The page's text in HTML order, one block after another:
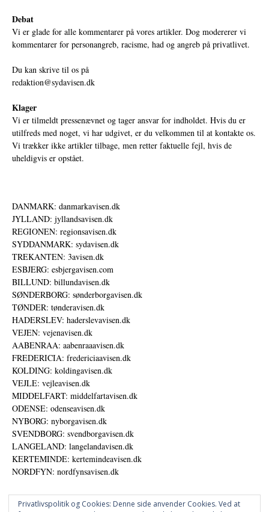
Debat
Vi er glade for alle kommentarer på vores artikler. Dog modererer vi
kommentarer for personangreb, racisme, had og angreb på privatlivet.
Du kan skrive til os på
redaktion@sydavisen.dk
Klager
Vi er tilmeldt pressenævnet og tager ansvar for indholdet. Hvis du er
utilfreds med noget, vi har udgivet, er du velkommen til at kontakte os.
Vi trækker ikke artikler tilbage, men retter faktuelle fejl, hvis de
uheldigvis er opstået.
DANMARK: danmarkavisen.dk
JYLLAND: jyllandsavisen.dk
REGIONEN: regionsavisen.dk
SYDDANMARK: sydavisen.dk
TREKANTEN: 3avisen.dk
ESBJERG: esbjergavisen.com
BILLUND: billundavisen.dk
SØNDERBORG: sønderborgavisen.dk
TØNDER: tønderavisen.dk
HADERSLEV: haderslevavisen.dk
VEJEN: vejenavisen.dk
AABENRAA: aabenraaavisen.dk
FREDERICIA: fredericiaavisen.dk
KOLDING: koldingavisen.dk
VEJLE: vejleavisen.dk
MIDDELFART: middelfartavisen.dk
ODENSE: odenseavisen.dk
NYBORG: nyborgavisen.dk
SVENDBORG: svendborgavisen.dk
LANGELAND: langelandavisen.dk
KERTEMINDE: kertemindeavisen.dk
NORDFYN: nordfynsavisen.dk
Privatlivspolitik og Cookies: Denne side anvender Cookies. Ved at